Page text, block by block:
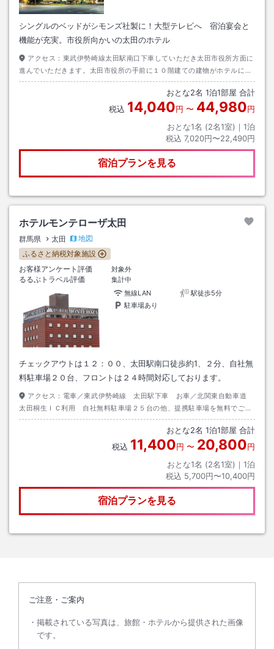
シングルのベッドがシモンズ社製に！大型テレビへ 宿泊宴会と
機能が充実。市役所向かいの太田のホテル
アクセス： 東武伊勢崎線太田駅南口下車していただき太田市役所方面に
進んでいただきます。太田市役所の手前に１０階建ての建物がホテルにな
ります。
おとな2名 1泊1部屋 合計
税込 14,040円 〜 44,980円
おとな1名 (2名1室)｜ 1泊
税込 7,020円〜22,490円
宿泊プランを見る
ホテルモンテローザ太田
群馬県 太田
地図
ふるさと納税対象施設
お客様アンケート評価
対象外
るるぶトラベル評価
集計中
無線LAN
駅徒歩5分
駐車場あり
チェックアウトは１２：００、太田駅南口徒歩約1、２分、自社無
料駐車場２０台、フロントは２４時間対応しております。
アクセス： 電車／東武伊勢崎線 太田駅下車 お車／北関東自動車道
太田桐生ＩＣ利用 自社無料駐車場２５台の他、提携駐車場を無料でご案
内します。
おとな2名 1泊1部屋 合計
税込 11,400円 〜 20,800円
おとな1名 (2名1室)｜ 1泊
税込 5,700円〜10,400円
宿泊プランを見る
ご注意・ご案内
掲載されている写真は、旅館・ホテルから提供された画像
です。